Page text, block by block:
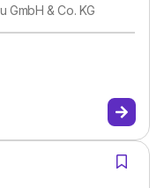
GmbH & Co. KG